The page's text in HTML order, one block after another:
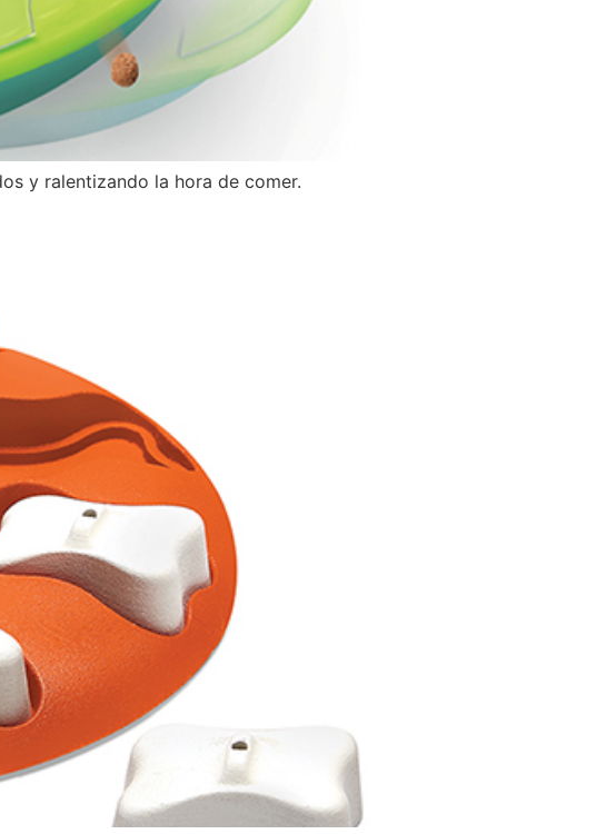
y ralentizando la hora de comer.